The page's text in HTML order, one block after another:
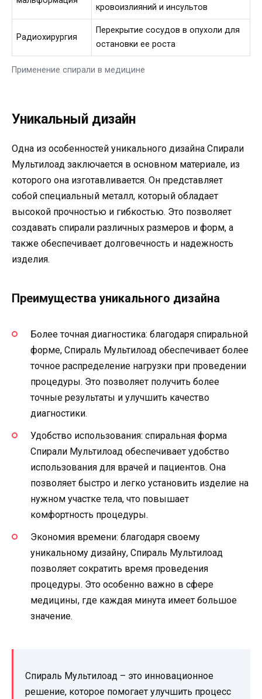
Применение спирали в медицине
кровоизлияний и инсультов
Радиохирургия
Перекрытие сосудов в опухоли для
остановки ее роста
Уникальный дизайн
Одна из особенностей уникального дизайна Спирали
Мультилоад заключается в основном материале, из
которого она изготавливается. Он представляет
собой специальный металл, который обладает
высокой прочностью и гибкостью. Это позволяет
создавать спирали различных размеров и форм, а
также обеспечивает долговечность и надежность
изделия.
Преимущества уникального дизайна
Более точная диагностика: благодаря спиральной
форме, Спираль Мультилоад обеспечивает более
точное распределение нагрузки при проведении
процедуры. Это позволяет получить более
точные результаты и улучшить качество
диагностики.
Удобство использования: спиральная форма
Спирали Мультилоад обеспечивает удобство
использования для врачей и пациентов. Она
позволяет быстро и легко установить изделие на
нужном участке тела, что повышает
комфортность процедуры.
Экономия времени: благодаря своему
уникальному дизайну, Спираль Мультилоад
позволяет сократить время проведения
процедуры. Это особенно важно в сфере
медицины, где каждая минута имеет большое
значение.
Спираль Мультилоад – это инновационное
решение, которое помогает улучшить процесс